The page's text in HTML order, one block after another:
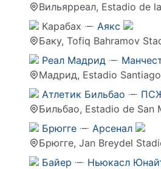
Вильярреал, Estadio de
Карабах
Аякс
Баку, Tofiq Bahramov
Реал Мадрид
Мадрид, Estadio
Атлетик Бильбао
Бильбао, Estadio de San
Брюгге
Арсенал
Брюгге, Jan Breydel
Байер
Ньюкасл